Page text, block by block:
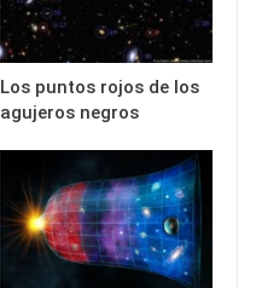
Los puntos rojos de los
agujeros negros